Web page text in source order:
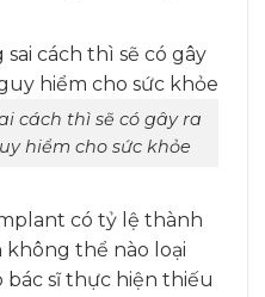
cách thì sẽ có gây ra
hiểm cho sức khỏe
có tỷ lệ thành
không thể nào loại
sĩ thực hiện thiếu